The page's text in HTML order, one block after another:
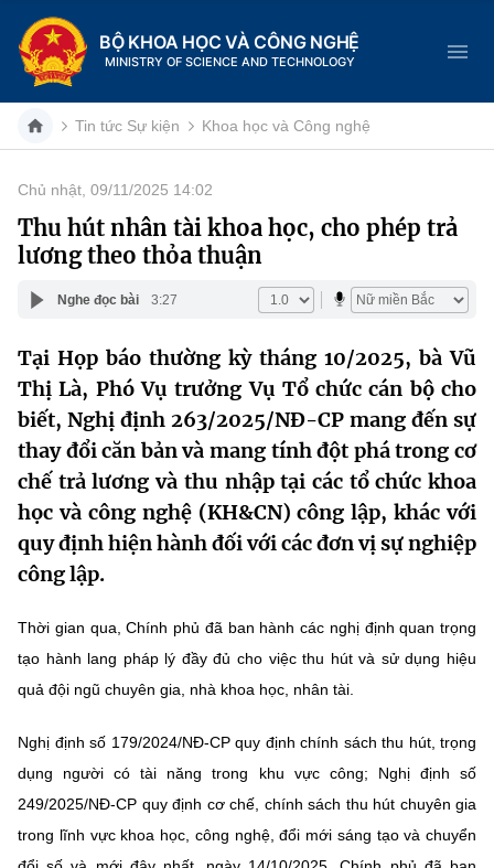
BỘ KHOA HỌC VÀ CÔNG NGHỆ
MINISTRY OF SCIENCE AND TECHNOLOGY
Danh mục
Trang chủ
Giới thiệu
Chức năng nhiệm vụ
Cơ cấu tổ chức
Lịch sử phát triển
Sở Khoa học và Công nghệ
Tin tức sự kiện
Khoa học và Công nghệ
Đổi mới sáng tạo
Chuyển đổi số
Bưu chính, Viễn thông
Sở hữu trí tuệ
Tiêu chuẩn, đo lường, chất lượng
Năng lượng nguyên tử
Tin tổng hợp
Dịch vụ công
Hệ thống văn bản
Văn bản QPPL
Văn bản chỉ đạo điều hành
Lấy ý kiến người dân về dự thảo VBQPPL
MST IOFFICE
THỐNG KÊ
Khoa học và Công nghệ
Bưu chính, Viễn thông
Sở hữu trí tuệ
Multimedia
THƯ ĐIỆN TỬ
Infographic
Ảnh
Tin tức Sự kiện Khoa học và Công nghệ
Chủ nhật, 09/11/2025 14:02
Thu hút nhân tài khoa học, cho phép trả
lương theo thỏa thuận
Nghe đọc bài 3:27
Tại Họp báo thường kỳ tháng 10/2025, bà Vũ
Thị Là, Phó Vụ trưởng Vụ Tổ chức cán bộ cho
biết, Nghị định 263/2025/NĐ-CP mang đến sự
thay đổi căn bản và mang tính đột phá trong cơ
chế trả lương và thu nhập tại các tổ chức khoa
học và công nghệ (KH&CN) công lập, khác với
quy định hiện hành đối với các đơn vị sự nghiệp
công lập.
Thời gian qua, Chính phủ đã ban hành các nghị định quan trọng
tạo hành lang pháp lý đầy đủ cho việc thu hút và sử dụng hiệu
quả đội ngũ chuyên gia, nhà khoa học, nhân tài.
Nghị định số 179/2024/NĐ-CP quy định chính sách thu hút, trọng
dụng người có tài năng trong khu vực công; Nghị định số
249/2025/NĐ-CP quy định cơ chế, chính sách thu hút chuyên gia
trong lĩnh vực khoa học, công nghệ, đổi mới sáng tạo và chuyển